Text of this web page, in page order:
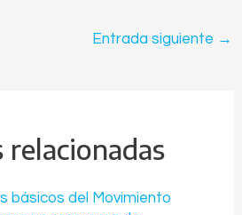
Entrada siguiente →
relacionadas